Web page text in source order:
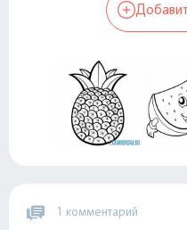
1 комментарий